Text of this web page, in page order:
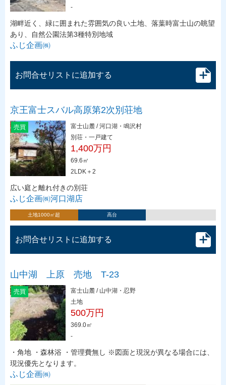
-
湖畔近く、緑に囲まれた雰囲気の良い土地、落葉時富士山の眺望
あり、自然公園法第3種特別地域
ふじ企画㈱
お問合せリストに追加する
京王富士スバル高原第2次別荘地
売買
富士山麓 / 河口湖・鳴沢村
別荘・一戸建て
1,400万円
69.6㎡
2LDK＋2
広い庭と離れ付きの別荘
ふじ企画㈱河口湖店
土地1000㎡超 高台
お問合せリストに追加する
山中湖 上原 売地 T-23
売買
富士山麓 / 山中湖・忍野
土地
500万円
369.0㎡
-
・角地 ・森林浴 ・管理費無し ※図面と現況が異なる場合には、
現況優先となります。
ふじ企画㈱